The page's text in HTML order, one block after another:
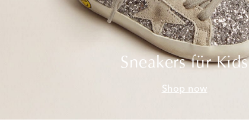
Sneakers für Kids
Shop now